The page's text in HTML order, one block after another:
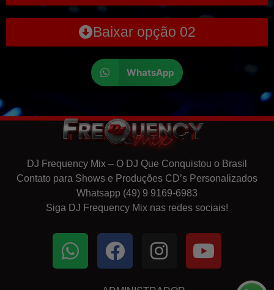
Baixar opção 02
WhatsApp
DJ Frequency Mix – O DJ Que Conquistou o Brasil
Contato para Shows e Produções CD’s Personalizados
Whatsapp (49) 9 9169-6983
Siga DJ Frequency Mix nas redes sociais!